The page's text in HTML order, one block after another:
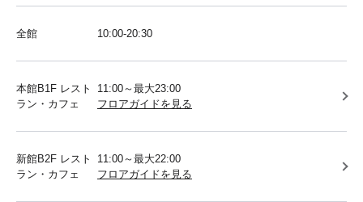
全館 10:00-20:30
本館B1F レスト
ラン・カフェ
11:00～最大23:00
フロアガイドを見る
新館B2F レスト
ラン・カフェ
11:00～最大22:00
フロアガイドを見る